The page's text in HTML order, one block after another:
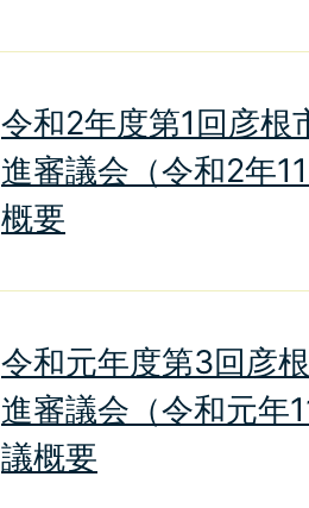
令和2年度第1回彦根
進審議会（令和2年
概要
令和元年度第3回彦
進審議会（令和元年
議概要